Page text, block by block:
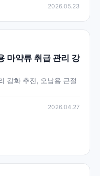
2026.05.23
마약류 취급 관리 강
강화 추진, 오남용 근절
2026.04.27